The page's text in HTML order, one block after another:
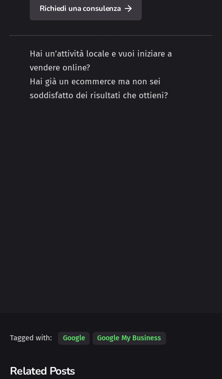
Richiedi una consulenza
Hai un’attività locale e vuoi iniziare a
vendere online?
Hai già un ecommerce ma non sei
soddisfatto dei risultati che ottieni?
Tagged with: Google Google My Business
Related Posts